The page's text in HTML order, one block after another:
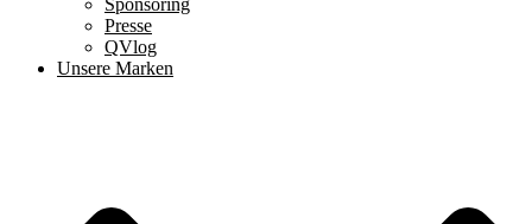
Sponsoring
Presse
QVlog
Unsere Marken